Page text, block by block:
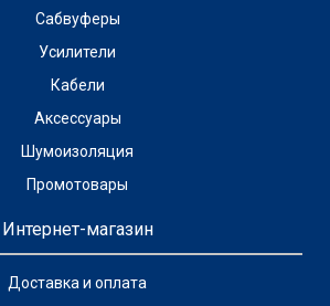
Сабвуферы
Усилители
Кабели
Аксессуары
Шумоизоляция
Промотовары
Интернет-магазин
Доставка и оплата